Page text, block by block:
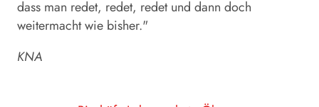
dass man redet, redet, redet und dann doch
weitermacht wie bisher."
KNA